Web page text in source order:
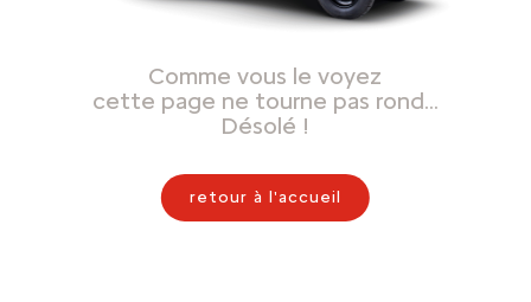
Comme vous le voyez
cette page ne tourne pas rond…
Désolé !
retour à l'accueil